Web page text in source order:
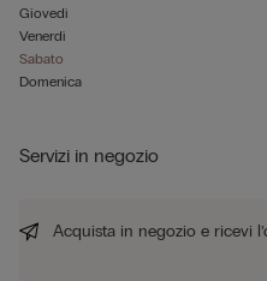
Giovedì
Venerdì
Sabato
Domenica
Servizi in negozio
Acquista in negozio e ricevi